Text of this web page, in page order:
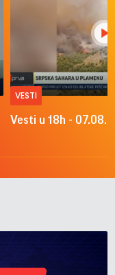
VESTI
Vesti u 18h -